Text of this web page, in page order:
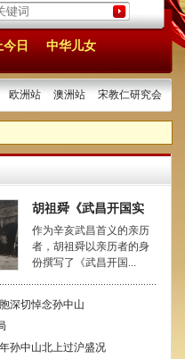
想 [2025/04/26] 1925年海外侨胞
今日 中华儿女
欧洲站 澳洲站 宋教仁研究会
胡祖舜《武昌开国实
作为辛亥武昌首义的亲历
者，胡祖舜以亲历者的身
份撰写了《武昌开国...
深切悼念孙中山
孙中山北上过沪盛况